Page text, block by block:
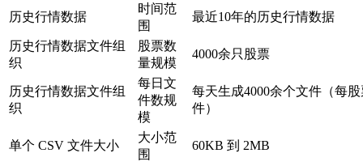
历史行情数据
时间范
围
最近10年的历史行情数据
历史行情数据文件组
织
股票数
量规模
4000余只股票
历史行情数据文件组
织
每日文
件数规
模
每天生成4000余个文件（每
件）
单个 CSV 文件大小
大小范
围
60KB 到 2MB